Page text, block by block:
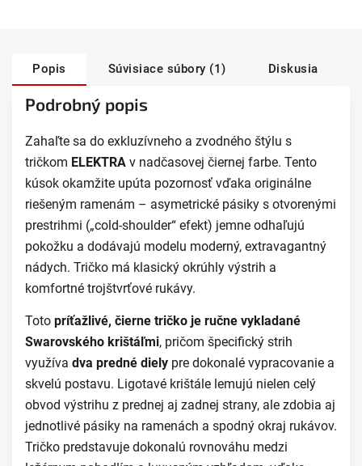
Popis Súvisiace súbory (1) Diskusia
Podrobný popis
Zahaľte sa do exkluzívneho a zvodného štýlu s
tričkom ELEKTRA v nadčasovej čiernej farbe. Tento
kúsok okamžite upúta pozornosť vďaka originálne
riešeným ramenám – asymetrické pásiky s otvorenými
prestrihmi („cold-shoulder“ efekt) jemne odhaľujú
pokožku a dodávajú modelu moderný, extravagantný
nádych. Tričko má klasický okrúhly výstrih a
komfortné trojštvrťové rukávy.
Toto príťažlivé, čierne tričko je ručne vykladané
Swarovského krištáľmi, pričom špecifický strih
využíva dva predné diely pre dokonalé vypracovanie a
skvelú postavu. Ligotavé krištále lemujú nielen celý
obvod výstrihu z prednej aj zadnej strany, ale zdobia aj
jednotlivé pásiky na ramenách a spodný okraj rukávov.
Tričko predstavuje dokonalú rovnováhu medzi